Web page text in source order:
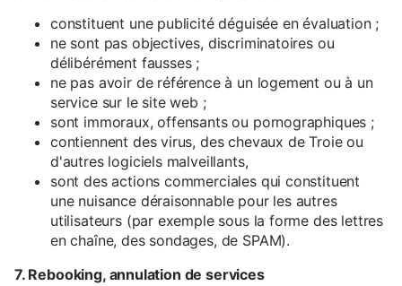
constituent une publicité déguisée en évaluation ;
ne sont pas objectives, discriminatoires ou
délibérément fausses ;
ne pas avoir de référence à un logement ou à un
service sur le site web ;
sont immoraux, offensants ou pornographiques ;
contiennent des virus, des chevaux de Troie ou
d'autres logiciels malveillants,
sont des actions commerciales qui constituent
une nuisance déraisonnable pour les autres
utilisateurs (par exemple sous la forme des lettres
en chaîne, des sondages, de SPAM).
7. Rebooking, annulation de services